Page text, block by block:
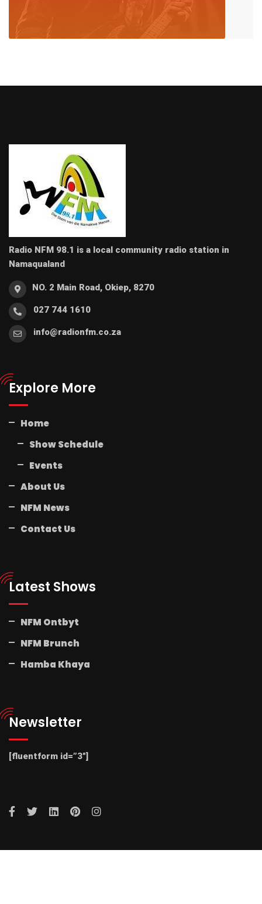
Radio NFM 98.1 is a local community radio station in
Namaqualand
NO. 2 Main Road, Okiep, 8270
027 744 1610
info@radionfm.co.za
Explore More
Home
Show Schedule
Events
About Us
NFM News
Contact Us
Latest Shows
NFM Ontbyt
NFM Brunch
Hamba Khaya
Newsletter
[fluentform id=”3″]